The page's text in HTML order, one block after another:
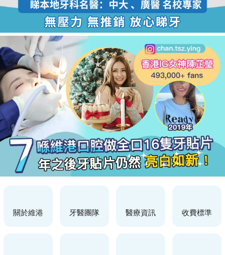
關於維港 牙醫團隊 醫療資訊 收費標準